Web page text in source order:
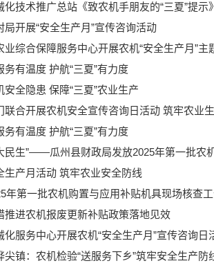
化技术推广总站《致农机手朋友的“三夏”提示
局开展“安全生产月”宣传咨询活动
业综合保障服务中心开展农机“安全生产月”主
有温度 护航“三夏”有力度
全隐患 保障“三夏”农业生产
联合开展农机安全宣传咨询日活动 筑牢农业
有温度 护航“三夏”有力度
民生”——瓜州县财政局发放2025年第一批农
生产月活动 筑牢农业安全防线
年第一批农机购置与应用补贴机具现场核查
推进农机报废更新补贴政策落地见效
化服务中心开展农机“安全生产月”宣传咨询日
尖镇：农机检验“送服务下乡”筑牢安全生产防